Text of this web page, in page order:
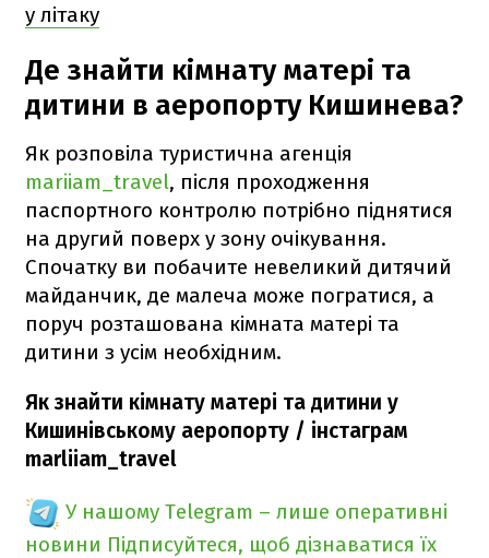
у літаку
Де знайти кімнату матері та
дитини в аеропорту Кишинева?
Як розповіла туристична агенція
mariiam_travel, після проходження
паспортного контролю потрібно піднятися
на другий поверх у зону очікування.
Спочатку ви побачите невеликий дитячий
майданчик, де малеча може погратися, а
поруч розташована кімната матері та
дитини з усім необхідним.
Як знайти кімнату матері та дитини у
Кишинівському аеропорту / інстаграм
marliiam_travel
У нашому Telegram – лише оперативні
новини Підписуйтеся, щоб дізнаватися їх